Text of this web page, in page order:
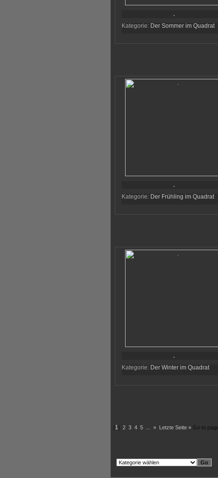
.
Kategorie: Der Sommer im Quadrat
.
Kategorie: Der Frühling im Quadrat
.
Kategorie: Der Winter im Quadrat
[1] 2 3 4 5 » Letzte Seite » Go to